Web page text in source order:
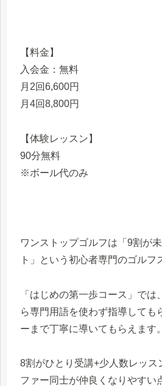
【料金】
入会金：無料
月2回6,600円
月4回8,800円
【体験レッスン】
90分無料
※ボール代のみ
ワンストップゴルフは「9割が
ト」という初心者専門のゴルフ
「はじめの第一歩コース」で
ら専門用語を使わず指導しても
ーまで丁寧に導いてもらえます。
8割がひとり受講+少人数レッス
ファー同士が仲良くなりやすい